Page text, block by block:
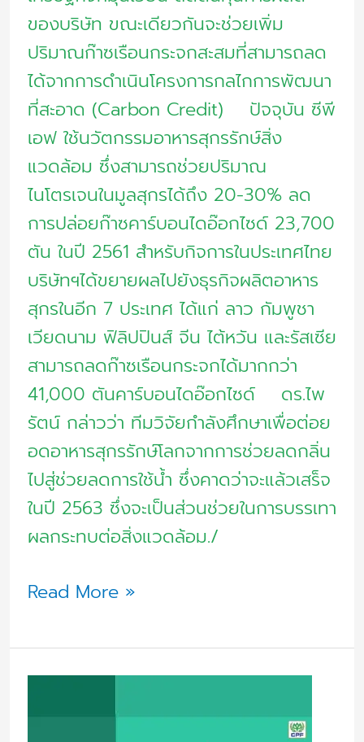
ของบริษัท ขณะเดียวกันจะช่วยเพิ่ม
ปริมาณก๊าซเรือนกระจกสะสมที่สามารถลด
ได้จากการดำเนินโครงการกลไกการพัฒนา
ที่สะอาด (Carbon Credit) ปัจจุบัน ซีพี
เอฟ ใช้นวัตกรรมอาหารสุกรรักษ์สิ่ง
แวดล้อม ซึ่งสามารถช่วยปริมาณ
ไนโตรเจนในมูลสุกรได้ถึง 20-30% ลด
การปล่อยก๊าซคาร์บอนไดอ๊อกไซด์ 23,700
ตัน ในปี 2561 สำหรับกิจการในประเทศไทย
บริษัทฯได้ขยายผลไปยังธุรกิจผลิตอาหาร
สุกรในอีก 7 ประเทศ ได้แก่ ลาว กัมพูชา
เวียดนาม ฟิลิปปินส์ จีน ไต้หวัน และรัสเซีย
สามารถลดก๊าซเรือนกระจกได้มากกว่า
41,000 ตันคาร์บอนไดอ๊อกไซด์ ดร.ไพ
รัตน์ กล่าวว่า ทีมวิจัยกำลังศึกษาเพื่อต่อย
อดอาหารสุกรรักษ์โลกจากการช่วยลดกลิ่น
ไปสู่ช่วยลดการใช้น้ำ ซึ่งคาดว่าจะแล้วเสร็จ
ในปี 2563 ซึ่งจะเป็นส่วนช่วยในการบรรเทา
ผลกระทบต่อสิ่งแวดล้อม./
Read More »